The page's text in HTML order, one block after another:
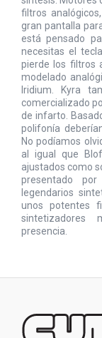
filtros
gran pantalla
está pensado
necesitas el
pierde los filtros
modelado
Iridium. Kyra
comercializado
de infarto.
polifonía
No podíamos
al igual que
ajustados como
presentado
legendarios
unos potentes
sintetizadores
presencia.